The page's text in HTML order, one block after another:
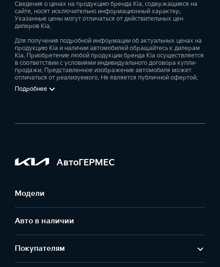
Сведения о ценах на продукцию бренда Kia, содержащиеся на
сайте, носят исключительно информационный характер.
Указанные цены могут отличаться от действительных цен
дилеров Kia.
Для получения подробной информации об актуальных ценах на
продукцию Kia и наличии автомобилей обращайтесь к дилерам
Kia. Приобретение любой продукции бренда Kia осуществляется
в соответствии с условиями индивидуального договора купли-
продажи. Представленное изображение автомобиля может
отличаться от реализуемого. Не является публичной офертой.
Подробнее
АвтоГЕРМЕС
Модели
Авто в наличии
Покупателям